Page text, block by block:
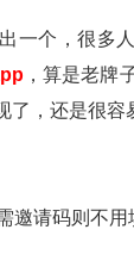
一个，很多
，算是老牌
，还是很容
邀请码则不用